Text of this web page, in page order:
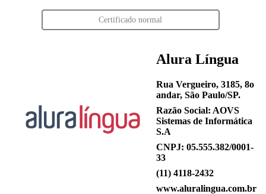
Certificado normal
Alura Língua
Rua Vergueiro, 3185, 8o
andar, São Paulo/SP.
Razão Social: AOVS
Sistemas de Informática
S.A
CNPJ: 05.555.382/0001-
33
(11) 4118-2432
www.aluralingua.com.br